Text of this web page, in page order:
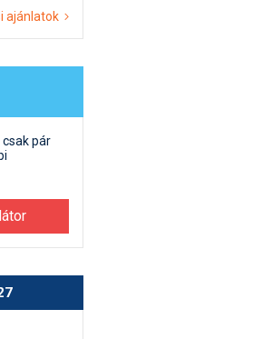
ajánlatok
csak pár